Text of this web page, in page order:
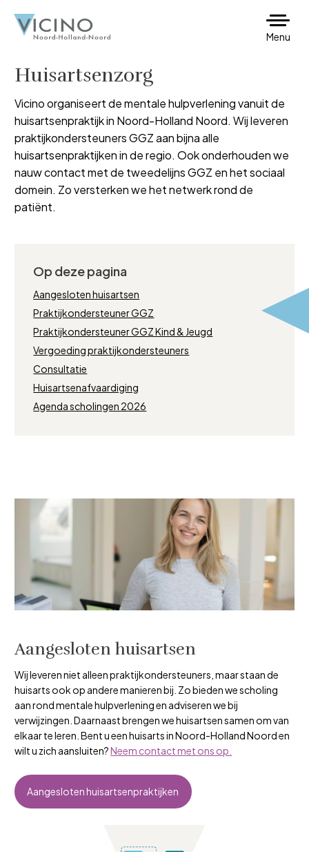
Menu
Huisartsenzorg
Vicino organiseert de mentale hulpverlening vanuit de
huisartsenpraktijk in Noord-Holland Noord. Wij leveren
praktijkondersteuners GGZ aan bijna alle
huisartsenpraktijken in de regio. Ook onderhouden we
nauw contact met de tweedelijns GGZ en het sociaal
domein. Zo versterken we het netwerk rond de
patiënt.
Op deze pagina
Aangesloten huisartsen
Praktijkondersteuner GGZ
Praktijkondersteuner GGZ Kind & Jeugd
Vergoeding praktijkondersteuners
Consultatie
Huisartsenafvaardiging
Agenda scholingen 2026
Aangesloten huisartsen
Wij leveren niet alleen praktijkondersteuners, maar staan de
huisarts ook op andere manieren bij. Zo bieden we scholing
aan rond mentale hulpverlening en adviseren we bij
verwijzingen. Daarnaast brengen we huisartsen samen om van
elkaar te leren. Bent u een huisarts in Noord-Holland Noord en
wilt u zich aansluiten?Neem contact met ons op.
Aangesloten huisartsenpraktijken